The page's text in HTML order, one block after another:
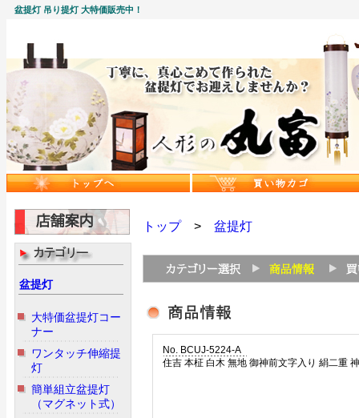
盆提灯 吊り提灯 大特価販売中！
盆提灯
大特価盆提灯コー
ナー
ワンタッチ伸縮提
灯
簡単組立盆提灯
（マグネット式）
トップ> 盆提灯
No. BCUJ-5224-A
住吉 本柾 白木 無地 御神前文字入り 絹二重